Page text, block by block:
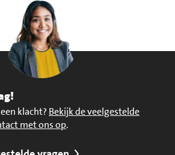
klacht? Bekijk de veelgestelde
met ons op.